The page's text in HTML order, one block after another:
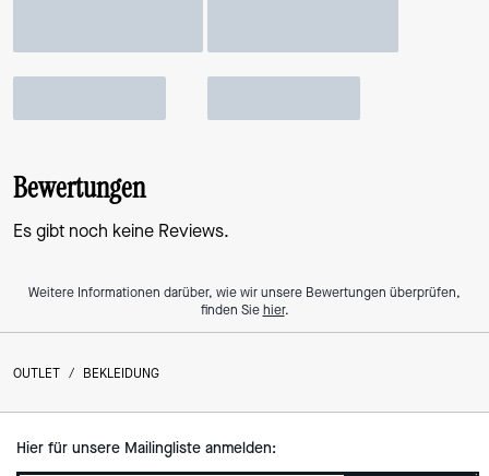
Bewertungen
Es gibt noch keine Reviews.
Weitere Informationen darüber, wie wir unsere Bewertungen überprüfen,
finden Siehier.
OUTLET / BEKLEIDUNG
Hier für unsere Mailingliste anmelden: